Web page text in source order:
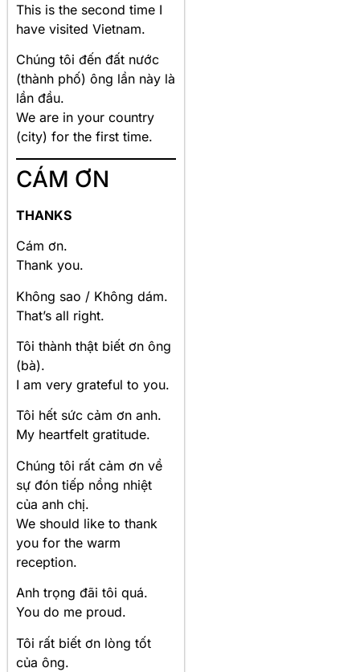
This is the second time I
have visited Vietnam.
Chúng tôi đến đất nước
(thành phố) ông lần này là
lần đầu.
We are in your country
(city) for the first time.
CÁM ƠN
THANKS
Cám ơn.
Thank you.
Không sao / Không dám.
That’s all right.
Tôi thành thật biết ơn ông
(bà).
I am very grateful to you.
Tôi hết sức cảm ơn anh.
My heartfelt gratitude.
Chúng tôi rất cảm ơn về
sự đón tiếp nồng nhiệt
của anh chị.
We should like to thank
you for the warm
reception.
Anh trọng đãi tôi quá.
You do me proud.
Tôi rất biết ơn lòng tốt
của ông.